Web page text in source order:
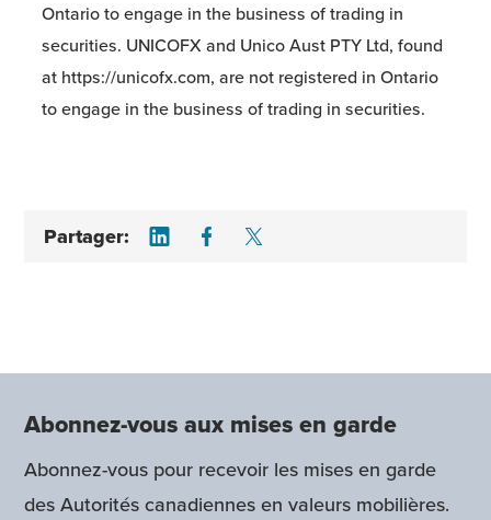
Ontario to engage in the business of trading in
securities. UNICOFX and Unico Aust PTY Ltd, found
at https://unicofx.com, are not registered in Ontario
to engage in the business of trading in securities.
Partager: Share on LinkedIn
Share on Facebook
Abonnez-vous aux mises en garde
Abonnez-vous pour recevoir les mises en garde
des Autorités canadiennes en valeurs mobilières.